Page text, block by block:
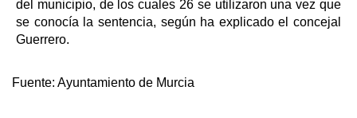
del municipio, de los cuales 26 se utilizaron una vez que
se conocía la sentencia, según ha explicado el concejal
Guerrero.
Fuente: Ayuntamiento de Murcia